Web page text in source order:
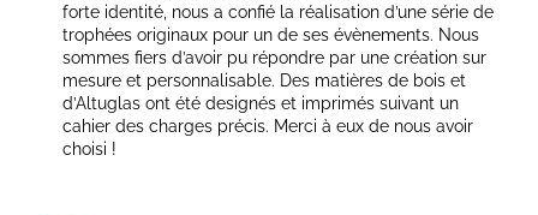
forte identité, nous a confié la réalisation d’une série de
trophées originaux pour un de ses évènements. Nous
sommes fiers d’avoir pu répondre par une création sur
mesure et personnalisable. Des matières de bois et
d’Altuglas ont été designés et imprimés suivant un
cahier des charges précis. Merci à eux de nous avoir
choisi !